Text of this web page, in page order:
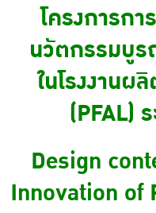
โครงการก
นวัตกรรมบู
ในโรงงานผ
(PFAL)
Design
Innovation of